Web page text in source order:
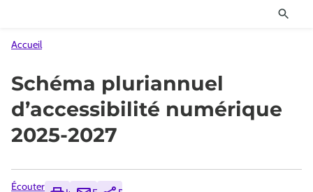
Accueil
Schéma pluriannuel
d’accessibilité numérique
2025-2027
Écouter